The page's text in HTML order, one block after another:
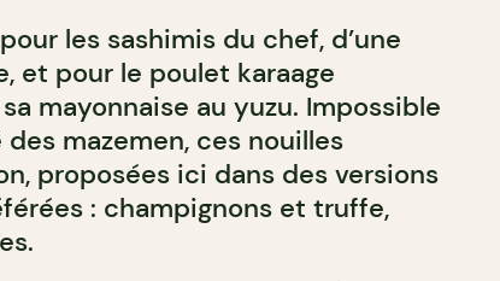
les sashimis du chef, d’une
et pour le poulet karaage
mayonnaise au yuzu. Impossible
mazemen, ces nouilles
proposées ici dans des versions
: champignons et truffe,